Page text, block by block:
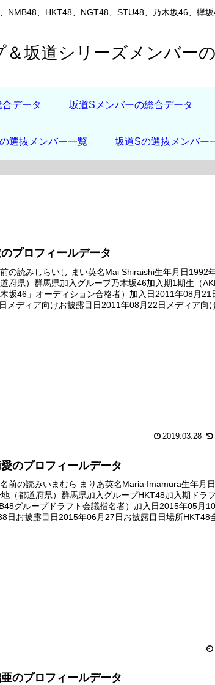
NMB48、HKT48、NGT48、STU48、乃木坂46、欅
＆坂道シリーズメンバー
データ 坂道Sメンバーの総合データ
選抜メンバー一覧 坂道Sの選抜メンバー
プロフィールデータ
の読みしらいし まい英名Mai Shiraishi生年月日1992
府県）群馬県加入グループ乃木坂46加入期1期生（
坂46」オーディション合格者）加入日2011年08月21
メディア向けお披露目日2011年08月22日メディア向け
2019.03.28
のプロフィールデータ
前の読みいまむら まりあ英名Maria Imamura生年月
（都道府県）群馬県加入グループHKT48加入期ドラ
グループドラフト会議指名者）加入日2015年05月
日お披露目日2015年06月27日お披露目日場所HKT48
のプロフィールデータ